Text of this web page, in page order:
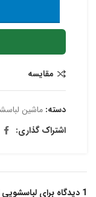
مقایسه
دسته: ماشین
اشتراک گذاری:
1 دیدگاه برای لباسشویی WAK20200IR